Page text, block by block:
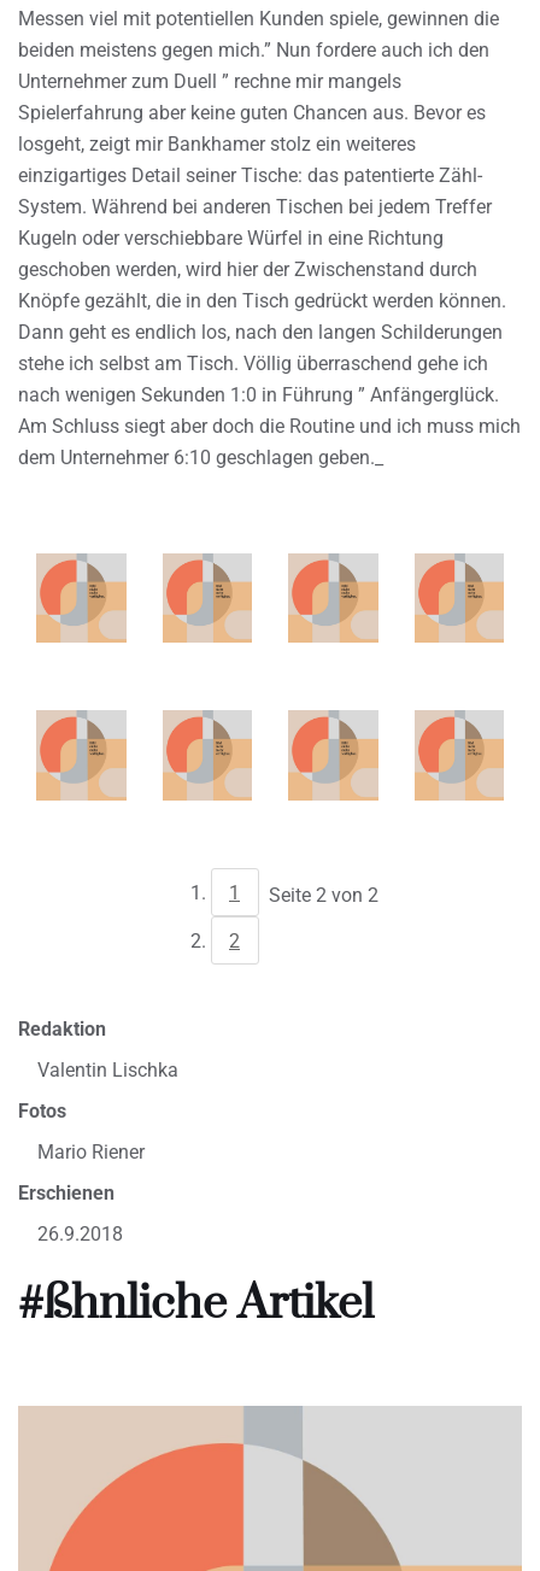
Messen viel mit potentiellen Kunden spiele, gewinnen die
beiden meistens gegen mich.” Nun fordere auch ich den
Unternehmer zum Duell ” rechne mir mangels
Spielerfahrung aber keine guten Chancen aus. Bevor es
losgeht, zeigt mir Bankhamer stolz ein weiteres
einzigartiges Detail seiner Tische: das patentierte Zähl-
System. Während bei anderen Tischen bei jedem Treffer
Kugeln oder verschiebbare Würfel in eine Richtung
geschoben werden, wird hier der Zwischenstand durch
Knöpfe gezählt, die in den Tisch gedrückt werden können.
Dann geht es endlich los, nach den langen Schilderungen
stehe ich selbst am Tisch. Völlig überraschend gehe ich
nach wenigen Sekunden 1:0 in Führung ” Anfängerglück.
Am Schluss siegt aber doch die Routine und ich muss mich
dem Unternehmer 6:10 geschlagen geben._
1
2
Seite 2 von 2
Redaktion
Valentin Lischka
Fotos
Mario Riener
Erschienen
26.9.2018
#ßhnliche Artikel